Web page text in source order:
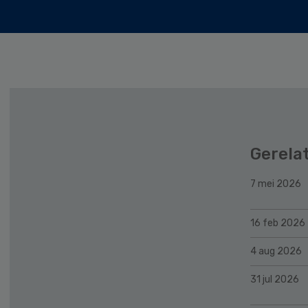
7 mei 2026
16 feb 2026
4 aug 2026
31 jul 2026